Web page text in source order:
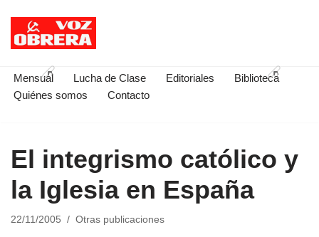
Saltar
contenido
Mensual Lucha de Clase Editoriales
Biblioteca
Quiénes somos
Contacto
El integrismo católico y
la Iglesia en España
22/11/2005 Otras publicaciones